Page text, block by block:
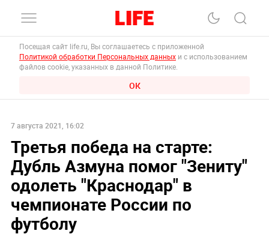
Посещая сайт life.ru, Вы соглашаетесь с приложенной
Политикой обработки Персональных данных и с использованием
файлов cookie, указанных в данной Политике.
ОК
7 августа 2021, 16:02
Третья победа на старте:
Дубль Азмуна помог "Зениту"
одолеть "Краснодар" в
чемпионате России по
футболу